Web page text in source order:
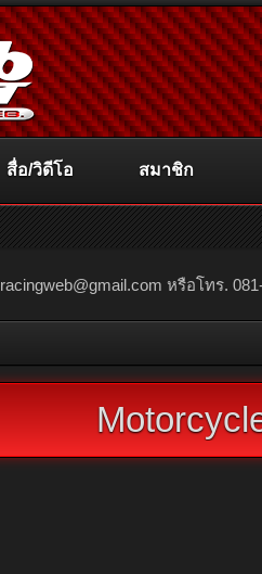
racingweb@gmail.com หรือโทร.
สื่อ/วิดีโอ สมาชิก